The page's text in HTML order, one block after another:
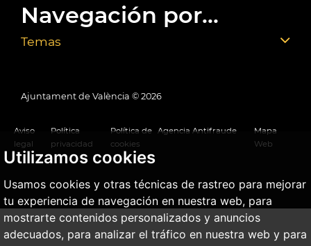
Utilizamos cookies
Usamos cookies y otras técnicas de rastreo para mejorar
tu experiencia de navegación en nuestra web, para
mostrarte contenidos personalizados y anuncios
adecuados, para analizar el tráfico en nuestra web y para
Navegación por...
Temas
Ajuntament de València © 2026
Aviso
legal
Política
privacidad
Política de
cookies
Agencia Antifraude
Mapa
Web